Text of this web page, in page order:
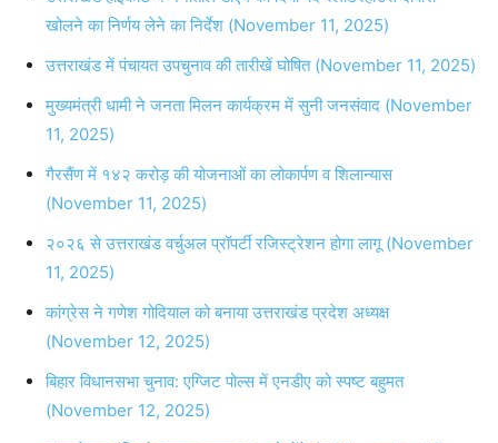
खोलने का निर्णय लेने का निर्देश (November 11, 2025)
उत्तराखंड में पंचायत उपचुनाव की तारीखें घोषित (November 11, 2025)
मुख्यमंत्री धामी ने जनता मिलन कार्यक्रम में सुनी जनसंवाद (November
11, 2025)
गैरसैंण में १४२ करोड़ की योजनाओं का लोकार्पण व शिलान्यास
(November 11, 2025)
२०२६ से उत्तराखंड वर्चुअल प्रॉपर्टी रजिस्ट्रेशन होगा लागू (November
11, 2025)
कांग्रेस ने गणेश गोदियाल को बनाया उत्तराखंड प्रदेश अध्यक्ष
(November 12, 2025)
बिहार विधानसभा चुनाव: एग्जिट पोल्स में एनडीए को स्पष्ट बहुमत
(November 12, 2025)